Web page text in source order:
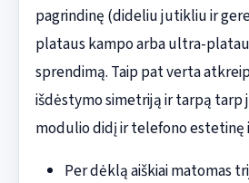
pagrindinę (dideliu jutikliu ir
plataus kampo arba ultra-
sprendimą. Taip pat verta
išdėstymo simetriją ir tarpą
modulio didį ir telefono estetinę
Per dėklą aiškiai matomas